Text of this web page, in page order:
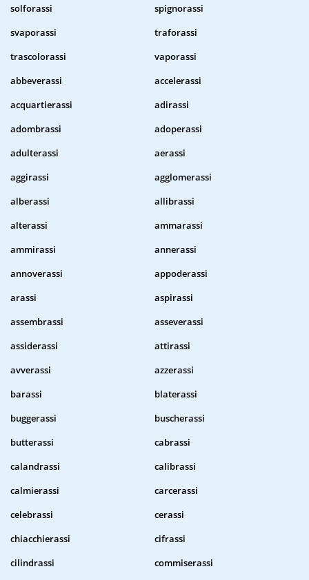
solforassi
spignorassi
svaporassi
traforassi
trascolorassi
vaporassi
abbeverassi
accelerassi
acquartierassi
adirassi
adombrassi
adoperassi
adulterassi
aerassi
aggirassi
agglomerassi
alberassi
allibrassi
alterassi
ammarassi
ammirassi
annerassi
annoverassi
appoderassi
arassi
aspirassi
assembrassi
asseverassi
assiderassi
attirassi
avverassi
azzerassi
barassi
blaterassi
buggerassi
buscherassi
butterassi
cabrassi
calandrassi
calibrassi
calmierassi
carcerassi
celebrassi
cerassi
chiacchierassi
cifrassi
cilindrassi
commiserassi